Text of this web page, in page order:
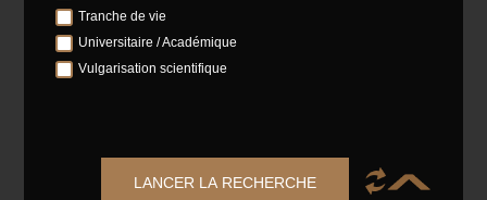
Tranche de vie
Universitaire / Académique
Vulgarisation scientifique
LANCER LA RECHERCHE